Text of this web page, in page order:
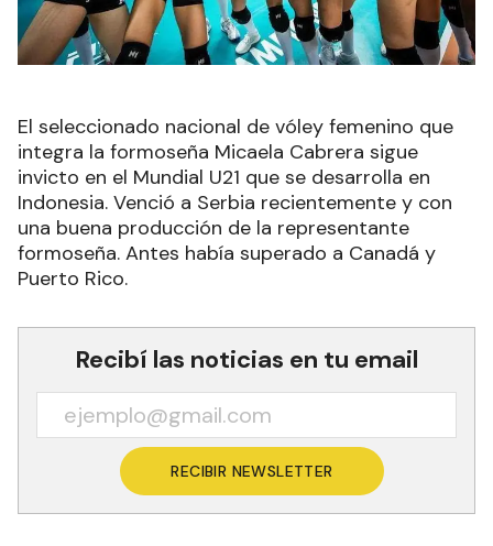
El seleccionado nacional de vóley femenino que
integra la formoseña Micaela Cabrera sigue
invicto en el Mundial U21 que se desarrolla en
Indonesia. Venció a Serbia recientemente y con
una buena producción de la representante
formoseña. Antes había superado a Canadá y
Puerto Rico.
Recibí las noticias en tu email
RECIBIR NEWSLETTER